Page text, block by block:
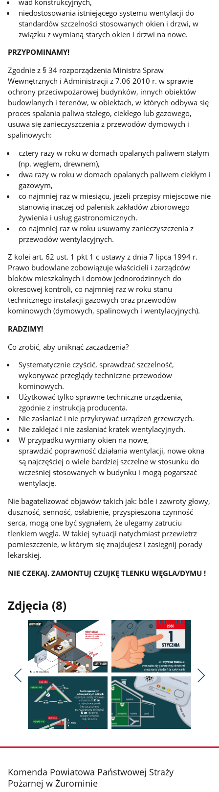
niedostosowania istniejącego systemu wentylacji do
standardów szczelności stosowanych okien i drzwi, w
związku z wymianą starych okien i drzwi na nowe.
PRZYPOMINAMY!
Zgodnie z § 34 rozporządzenia Ministra Spraw
Wewnętrznych i Administracji z 7.06 2010 r. w sprawie
ochrony przeciwpożarowej budynków, innych obiektów
budowlanych i terenów, w obiektach, w których odbywa się
proces spalania paliwa stałego, ciekłego lub gazowego,
usuwa się zanieczyszczenia z przewodów dymowych i
spalinowych:
cztery razy w roku w domach opalanych paliwem stałym
(np. węglem, drewnem),
dwa razy w roku w domach opalanych paliwem ciekłym i
gazowym,
co najmniej raz w miesiącu, jeżeli przepisy miejscowe nie
stanowią inaczej od palenisk zakładów zbiorowego
żywienia i usług gastronomicznych.
co najmniej raz w roku usuwamy zanieczyszczenia z
przewodów wentylacyjnych.
Z kolei art. 62 ust. 1 pkt 1 c ustawy z dnia 7 lipca 1994 r.
Prawo budowlane zobowiązuje właścicieli i zarządców
bloków mieszkalnych i domów jednorodzinnych do
okresowej kontroli, co najmniej raz w roku stanu
technicznego instalacji gazowych oraz przewodów
kominowych (dymowych, spalinowych i wentylacyjnych).
RADZIMY!
Co zrobić, aby uniknąć zaczadzenia?
Systematycznie czyścić, sprawdzać szczelność,
wykonywać przeglądy techniczne przewodów
kominowych.
Użytkować tylko sprawne techniczne urządzenia,
zgodnie z instrukcją producenta.
Nie zasłaniać i nie przykrywać urządzeń grzewczych.
Nie zaklejać i nie zasłaniać kratek wentylacyjnych.
W przypadku wymiany okien na nowe,
sprawdzić poprawność działania wentylacji, nowe okna
są najczęściej o wiele bardziej szczelne w stosunku do
wcześniej stosowanych w budynku i mogą pogarszać
wentylację.
Nie bagatelizować objawów takich jak: bóle i zawroty głowy,
duszność, senność, osłabienie, przyspieszona czynność
serca, mogą one być sygnałem, że ulegamy zatruciu
tlenkiem węgla. W takiej sytuacji natychmiast przewietrz
pomieszczenie, w którym się znajdujesz i zasięgnij porady
lekarskiej.
NIE CZEKAJ. ZAMONTUJ CZUJKĘ TLENKU WĘGLA/DYMU !
Zdjęcia (8)
Pokaż
poprzednie
Pokaż
zdjęcie
galerii.
Pokaż
zdjęcie
2
galerii.
zdjęcie
galerii.
zdjęcie
z
galerii.
stopka
Komenda Powiatowa Państwowej Straży
Pożarnej w Żurominie